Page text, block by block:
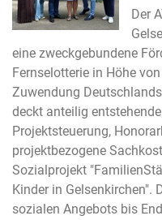
Der
eine zweckgebundene
Fernselotterie in Höhe
Zuwendung
deckt anteilig
Projektsteuerung,
projektbezogene
Sozialprojekt
Kinder in Gelsenkirchen".
sozialen Angebots bis